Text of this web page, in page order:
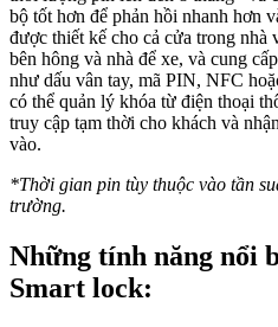
bộ tốt hơn để phản hồi nhanh hơn
được thiết kế cho cả cửa trong nhà
bên hông và nhà để xe, và cung
như dấu vân tay, mã PIN, NFC
có thể quản lý khóa từ điện thoại
truy cập tạm thời cho khách và
vào.
*Thời gian pin tùy thuộc vào tần
trường.
Những tính năng nổi
Smart lock: